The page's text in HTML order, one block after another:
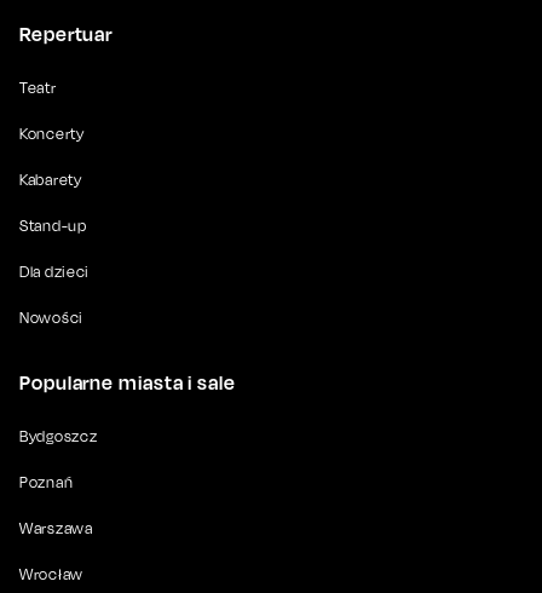
Repertuar
Teatr
Koncerty
Kabarety
Stand-up
Dla dzieci
Nowości
Popularne miasta i sale
Bydgoszcz
Poznań
Warszawa
Wrocław